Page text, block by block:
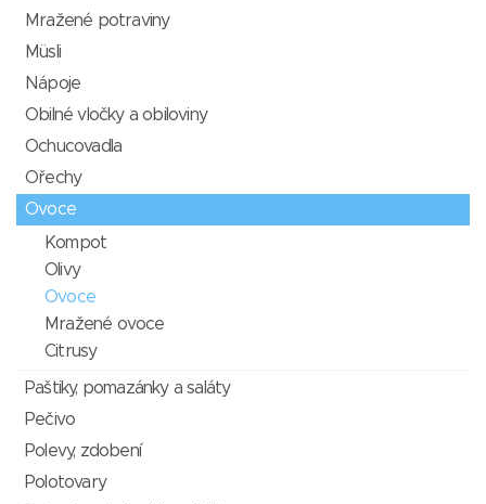
Mražené potraviny
Müsli
Nápoje
Obilné vločky a obiloviny
Ochucovadla
Ořechy
Ovoce
Kompot
Olivy
Ovoce
Mražené ovoce
Citrusy
Paštiky, pomazánky a saláty
Pečivo
Polevy, zdobení
Polotovary